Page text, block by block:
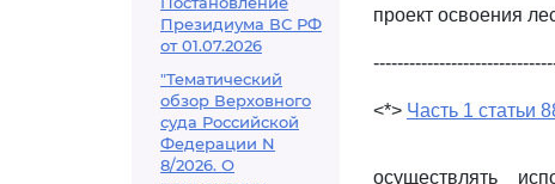
Президиума ВС РФ
от 01.07.2026
"Тематический
обзор Верховного
суда Российской
Федерации N
8/2026. О
проект освоения
<*> Часть 1 статьи
осуществлять